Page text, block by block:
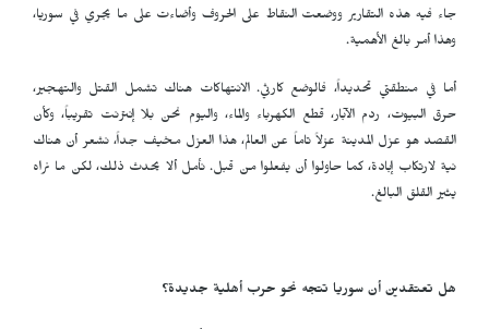
جاء فيه هذه التقارير ووضعت النقاط على الحروف وأضاءت على ما يجري في سوريا،
وهذا أمر بالغ الأهمية.
أما في منطقتي تحديداً، فالوضع كارثي. الانتهاكات هناك تشمل القتل والتهجير،
حرق البيوت، ردم الآبار، قطع الكهرباء والماء، واليوم نحن بلا إنترنت تقريباً، وكأن
القصد هو عزل المدينة عزلاً تاماً عن العالم، هذا العزل مخيف جداً، نشعر أن هناك
نية لارتكاب إبادة، كما حاولوا أن يفعلوا من قبل. نأمل ألا يحدث ذلك، لكن ما نراه
يثير القلق البالغ.
هل تعتقدين أن سوريا تتجه نحو حرب أهلية جديدة؟